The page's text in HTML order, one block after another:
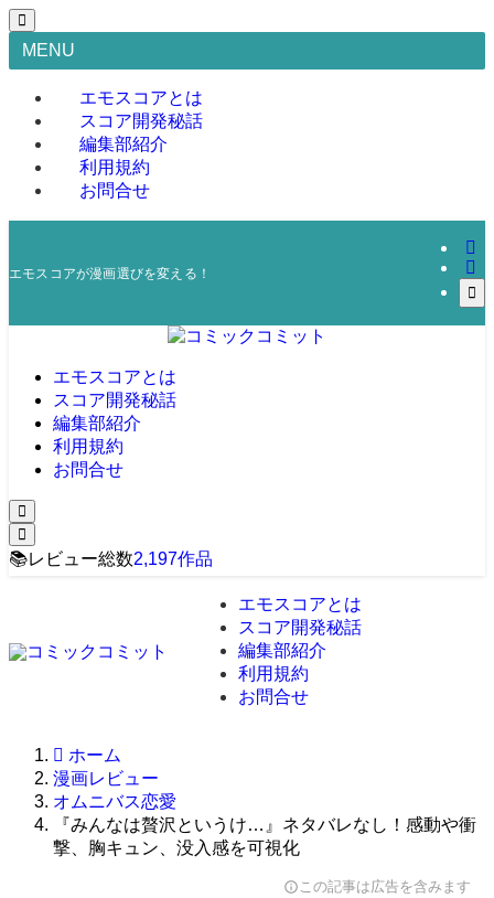
MENU
エモスコアとは
スコア開発秘話
編集部紹介
利用規約
お問合せ
エモスコアが漫画選びを変える！
エモスコアとは
スコア開発秘話
編集部紹介
利用規約
お問合せ
📚レビュー総数2,197作品
エモスコアとは
スコア開発秘話
編集部紹介
利用規約
お問合せ
ホーム
漫画レビュー
オムニバス恋愛
『みんなは贅沢というけ…』ネタバレなし！感動や衝
撃、胸キュン、没入感を可視化
infoこの記事は広告を含みます